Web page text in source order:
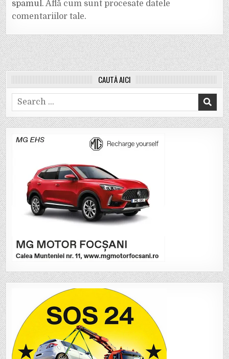
spamul. Află cum sunt procesate datele
comentariilor tale.
CAUTĂ AICI
Search
for: